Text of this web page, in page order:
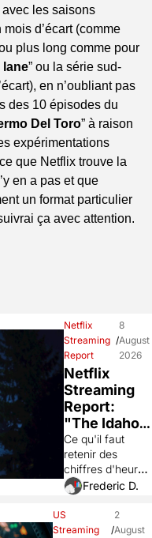
les saisons
d’écart (comme
plus long comme pour
lane” ou la série sud-
en n’oubliant pas
des 10 épisodes du
Del Toro” à raison
expérimentations
que Netflix trouve la
en a pas et que
un format particulier
ça avec attention.
Netflix
Streaming
Report
/
8
August
2026
Netflix
Streaming
Report:
"The Idaho
Murders"
explose et
"Voicemails
for Isabelle"
plaisir.
Ce qu'il faut
retenir des
chiffres d'heures
vues sur Netflix
de la S31 de
2026 (27 juillet
au 2 août 2026).
Frederic D.
US
Streaming
/
2
August